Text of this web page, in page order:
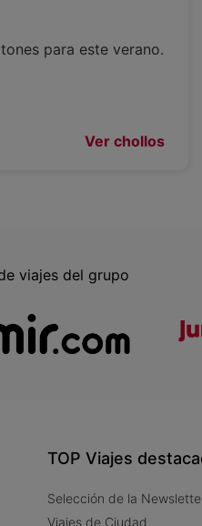
para este verano.
Ver chollos
viajes del grupo
TOP Viajes
Selección de la
Viajes de Ciudad